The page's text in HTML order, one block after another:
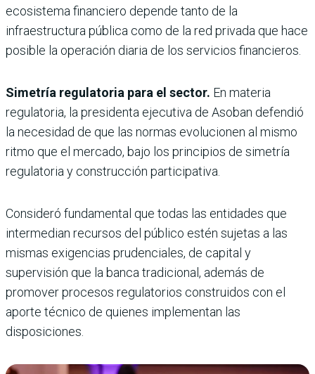
ecosistema financiero depende tanto de la
infraestructura pública como de la red privada que hace
posible la operación diaria de los servicios financieros.
Simetría regulatoria para el sector. En materia
regulatoria, la presidenta ejecutiva de Asoban defendió
la necesidad de que las normas evolucionen al mismo
ritmo que el mercado, bajo los principios de simetría
regulatoria y construcción participativa.
Consideró fundamental que todas las entidades que
intermedian recursos del público estén sujetas a las
mismas exigencias prudenciales, de capital y
supervisión que la banca tradicional, además de
promover procesos regulatorios construidos con el
aporte técnico de quienes implementan las
disposiciones.